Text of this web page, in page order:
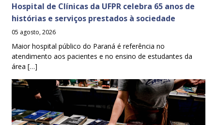
Hospital de Clínicas da UFPR celebra 65 anos de
histórias e serviços prestados à sociedade
05 agosto, 2026
Maior hospital público do Paraná é referência no
atendimento aos pacientes e no ensino de estudantes da
área […]